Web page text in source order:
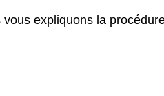
expliquons la